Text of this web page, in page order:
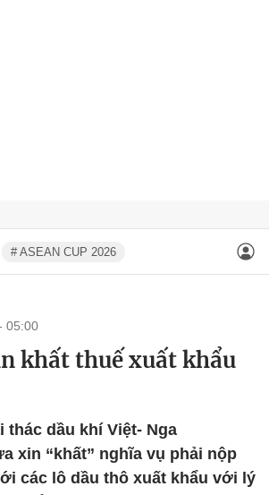
# ASEAN CUP 2026
05:00
khất thuế xuất khẩu
thác dầu khí Việt- Nga
xin “khất” nghĩa vụ phải nộp
các lô dầu thô xuất khẩu với lý